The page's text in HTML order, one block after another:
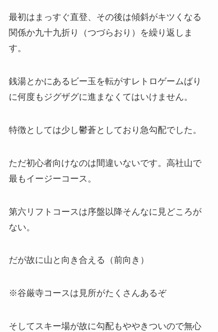
最初はまっすぐ直登、その後は傾斜がキツくなる
関係か九十九折り（つづらおり）を繰り返しま
す。
銭湯とかにあるビー玉を転がすレトロゲームばり
に何度もジグザグに進まなくてはいけません。
特徴としては少し鬱蒼としており急勾配でした。
ただ初心者向けなのは間違いないです。高社山で
最もイージーコース。
第六リフトコースは序盤以降そんなに見どころが
ない。
だが故に山と向き合える（前向き）
※谷厳寺コースは見所がたくさんあるぞ
そしてスキー場が故に勾配もややきついので無心